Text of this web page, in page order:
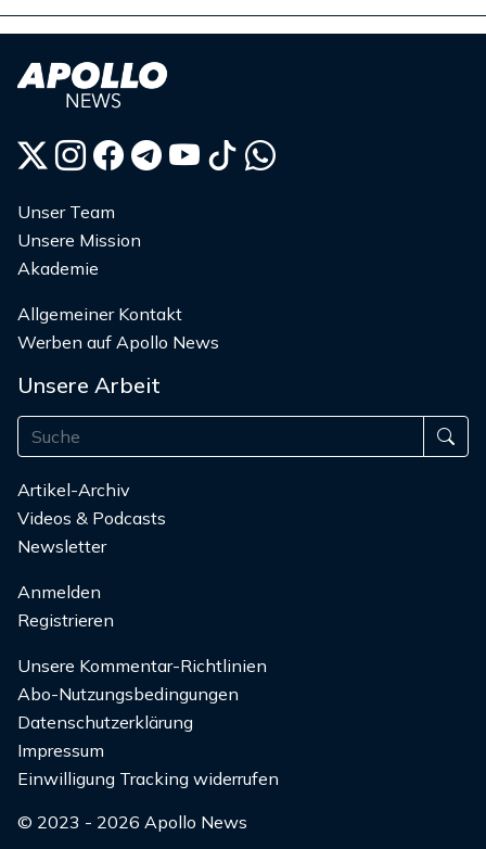
Unser Team
Unsere Mission
Akademie
Allgemeiner Kontakt
Werben auf Apollo News
Unsere Arbeit
Artikel-Archiv
Videos & Podcasts
Newsletter
Anmelden
Registrieren
Unsere Kommentar-Richtlinien
Abo-Nutzungsbedingungen
Datenschutzerklärung
Impressum
Einwilligung Tracking widerrufen
© 2023 - 2026 Apollo News